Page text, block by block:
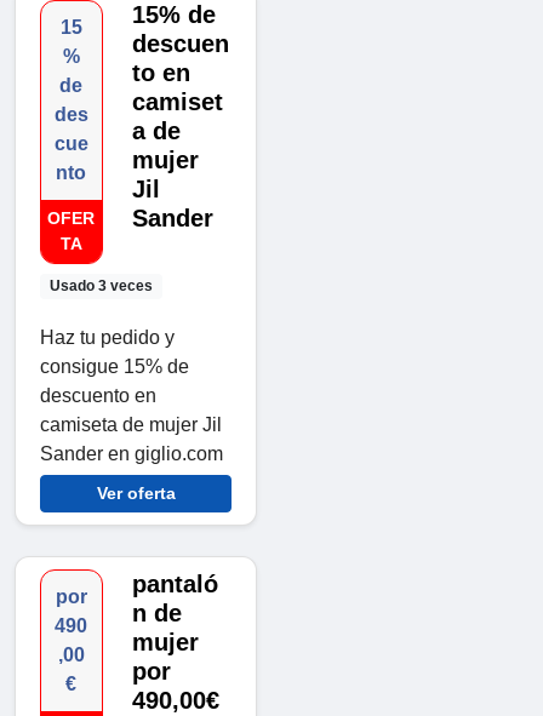
15
%
de
des
cue
nto
OFER
TA
Usado 3 veces
15% de
descuen
to en
camiset
a de
mujer
Jil
Sander
Haz tu pedido y
consigue 15% de
descuento en
camiseta de mujer Jil
Sander en giglio.com
Ver oferta
por
490
,00
€
pantaló
n de
mujer
por
490,00€